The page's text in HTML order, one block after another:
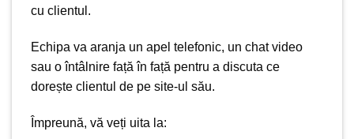
cu clientul.
Echipa va aranja un apel telefonic, un chat video
sau o întâlnire față în față pentru a discuta ce
dorește clientul de pe site-ul său.
Împreună, vă veți uita la: